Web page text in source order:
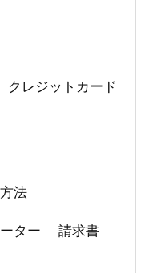
クレジットカード
法
ター 請求書